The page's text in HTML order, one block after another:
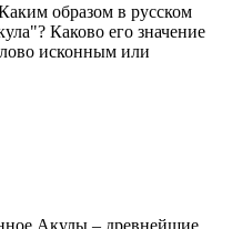
образом в русском
Каково его значение
исконным или
Акулы – древнейшие